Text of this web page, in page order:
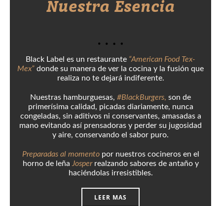
Nuestra Esencia
Black Label es un restaurante “American Food Tex-
Mex” donde su manera de ver la cocina y la fusión que
realiza no te dejará indiferente.
Nuestras hamburguesas, #BlackBurgers, son de
primerísima calidad, picadas diariamente, nunca
congeladas, sin aditivos ni conservantes, amasadas a
mano evitando así prensadoras y perder su jugosidad
y aire, conservando el sabor puro.
Preparadas al momento por nuestros cocineros en el
horno de leña Josper realzando sabores de antaño y
haciéndolas irresistibles.
LEER MAS